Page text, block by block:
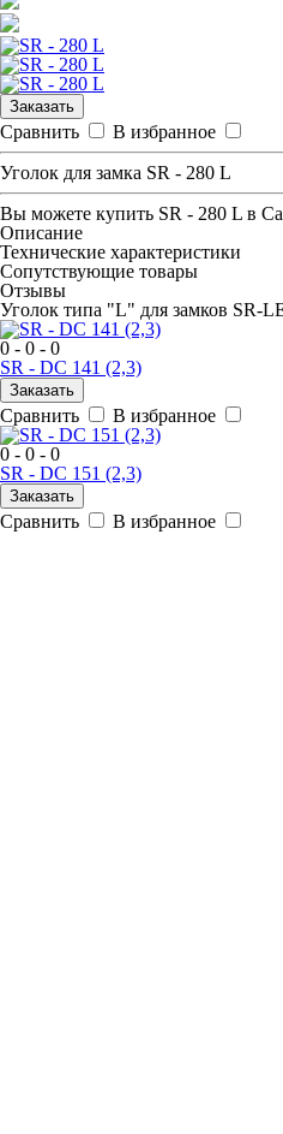
Заказать
Сравнить
В избранное
Уголок для замка SR - 280 L
Вы можете купить SR - 280 L в
Описание
Технические характеристики
Сопутствующие товары
Отзывы
Уголок типа "L" для замков SR-
0 - 0 - 0
SR - DC 141 (2,3)
Заказать
Сравнить
В избранное
0 - 0 - 0
SR - DC 151 (2,3)
Заказать
Сравнить В избранное